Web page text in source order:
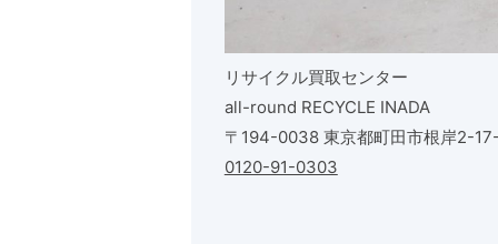
リサイクル買取センター
all-round RECYCLE INADA
〒194-0038 東京都町田市根岸2-
0120-91-0303